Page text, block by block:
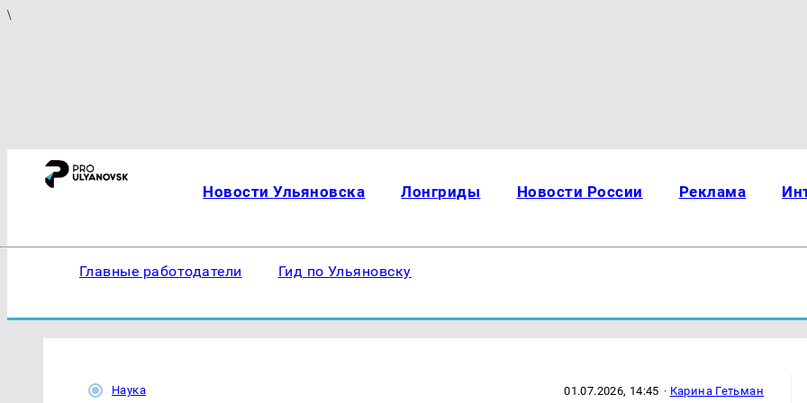
\
Новости Ульяновска Лонгриды Новости России Реклама
Главные работодатели Гид по Ульяновску
Наука 01.07.2026, 14:45 · Карина Гетьман